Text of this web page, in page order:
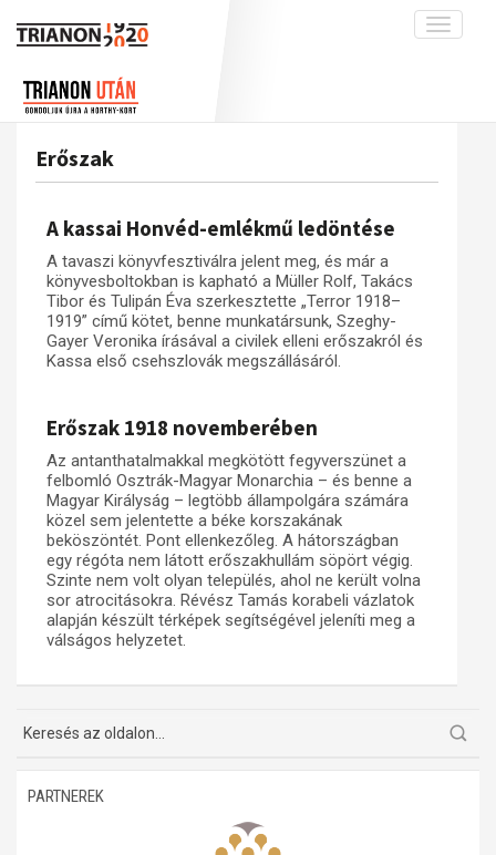
Toggle
A békerendszer megszilárdulása
Utókor és emlékezet
Adatbázis
Emlékművek (feltöltés alatt)
Menekültek
Visszhang
Publikációk
Trianon-kommentár
Dokumentumok
A trianoni szerződés
Műhelymunkák
Erőszak
A kassai Honvéd-emlékmű ledöntése
A tavaszi könyvfesztiválra jelent meg, és már a
könyvesboltokban is kapható a Müller Rolf, Takács
Tibor és Tulipán Éva szerkesztette „Terror 1918–
1919” című kötet, benne munkatársunk, Szeghy-
Gayer Veronika írásával a civilek elleni erőszakról és
Kassa első csehszlovák megszállásáról.
Erőszak 1918 novemberében
Az antanthatalmakkal megkötött fegyverszünet a
felbomló Osztrák-Magyar Monarchia – és benne a
Magyar Királyság – legtöbb állampolgára számára
közel sem jelentette a béke korszakának
beköszöntét. Pont ellenkezőleg. A hátországban
egy régóta nem látott erőszakhullám söpört végig.
Szinte nem volt olyan település, ahol ne került volna
sor atrocitásokra. Révész Tamás korabeli vázlatok
alapján készült térképek segítségével jeleníti meg a
válságos helyzetet.
PARTNEREK